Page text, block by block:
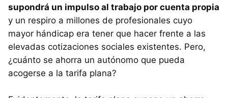
supondrá un impulso al trabajo por cuenta propia
y un respiro a millones de profesionales cuyo
mayor hándicap era tener que hacer frente a las
elevadas cotizaciones sociales existentes. Pero,
¿cuánto se ahorra un autónomo que pueda
acogerse a la tarifa plana?